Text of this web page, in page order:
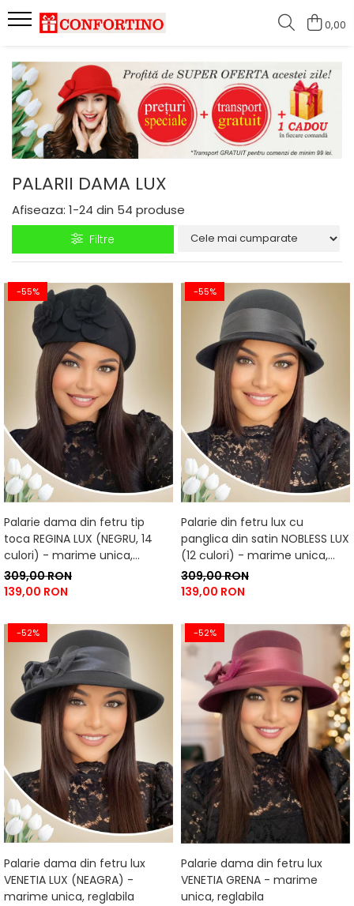
0,00
PALARII DAMA LUX
Afiseaza: 1-24 din 54 produse
Filtre
-55%
Palarie dama din fetru tip
toca REGINA LUX (NEGRU, 14
culori) - marime unica,
reglabila
309,00 RON
139,00 RON
-55%
Palarie din fetru lux cu
panglica din satin NOBLESS LUX
(12 culori) - marime unica,
reglabila
309,00 RON
139,00 RON
-52%
Palarie dama din fetru lux
VENETIA LUX (NEAGRA) -
marime unica, reglabila
-52%
Palarie dama din fetru lux
VENETIA GRENA - marime
unica, reglabila